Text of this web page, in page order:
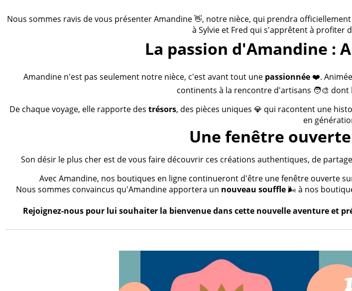
Nous sommes ravis de vous présenter Amandine 👋, notre nièce, qui prendra
à Sylvie et Fred qui s'apprêtent à
La passion d'Amandine :
Amandine n'est pas seulement notre nièce, c'est avant tout une passionnée❤️. Animée
continents à la rencontre d'artisans 🧑‍🎨
De chaque voyage, elle rapporte des trésors, des pièces uniques 💎 qui racontent une
en
Une fenêtre ouverte
Son désir le plus cher est de vous faire découvrir ces créations authentiques, de
Avec Amandine, nos boutiques en ligne continueront d'être une fenêtre ouverte
Nous sommes convaincus qu'Amandine apportera un nouveau souffle🌬️ à nos
Rejoignez-nous pour lui souhaiter la bienvenue dans cette nouvelle aventure et